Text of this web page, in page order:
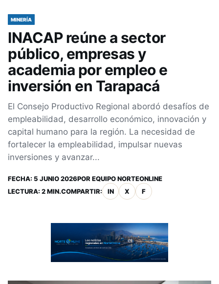
MINERÍA
INACAP reúne a sector
público, empresas y
academia por empleo e
inversión en Tarapacá
El Consejo Productivo Regional abordó desafíos de
empleabilidad, desarrollo económico, innovación y
capital humano para la región. La necesidad de
fortalecer la empleabilidad, impulsar nuevas
inversiones y avanzar...
FECHA: 5 JUNIO 2026POR EQUIPO NORTEONLINE
LECTURA: 2 MIN.COMPARTIR: IN X F